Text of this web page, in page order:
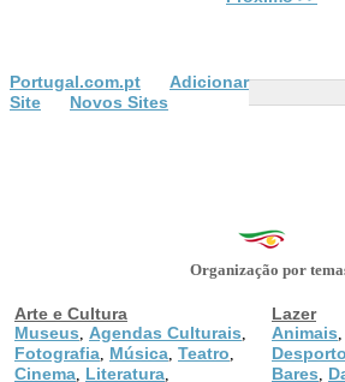
Portugal.com.pt
Adicionar
Site
Novos Sites
Organização por
Arte e Cultura
Museus
Agendas Culturais
Fotografia Música Teatro
Cinema Literatura
Lazer
Animais
Desporto
Bares